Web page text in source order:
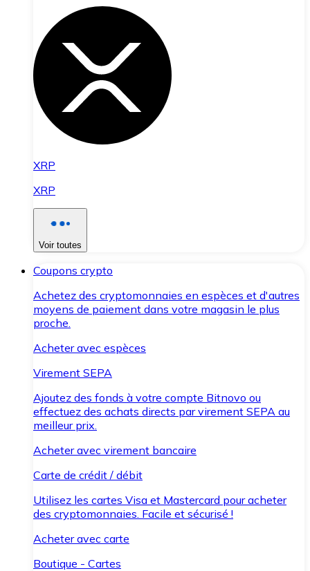
XRP
XRP
Voir toutes
Coupons crypto
Achetez des cryptomonnaies en espèces et d'autres
moyens de paiement dans votre magasin le plus
proche.
Acheter avec espèces
Virement SEPA
Ajoutez des fonds à votre compte Bitnovo ou
effectuez des achats directs par virement SEPA au
meilleur prix.
Acheter avec virement bancaire
Carte de crédit / débit
Utilisez les cartes Visa et Mastercard pour acheter
des cryptomonnaies. Facile et sécurisé !
Acheter avec carte
Boutique - Cartes